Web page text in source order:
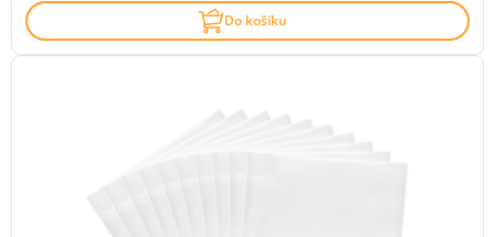
Do košíku